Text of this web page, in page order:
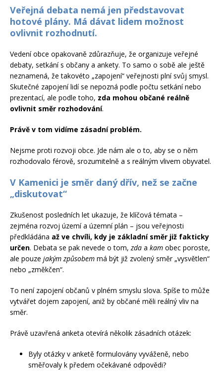
Veřejná debata nemá jen představovat
hotové plány. Má dávat lidem možnost
ovlivnit rozhodnutí.
Vedení obce opakovaně zdůrazňuje, že organizuje veřejné
debaty, setkání s občany a ankety. To samo o sobě ale ještě
neznamená, že takovéto „zapojení“ veřejnosti plní svůj smysl.
Skutečné zapojení lidí se nepozná podle počtu setkání nebo
prezentací, ale podle toho, zda mohou občané reálně
ovlivnit směr rozhodování.
Právě v tom vidíme zásadní problém.
Nejsme proti rozvoji obce. Jde nám ale o to, aby se o něm
rozhodovalo férově, srozumitelně a s reálným vlivem obyvatel.
V Kamenici je směr daný dřív, než se začne
„diskutovat“
Zkušenost posledních let ukazuje, že klíčová témata –
zejména rozvoj území a územní plán – jsou veřejnosti
předkládána až ve chvíli, kdy je základní směr již fakticky
určen. Debata se pak nevede o tom,zda a kam obec poroste,
ale pouze jakým způsobem má být již zvolený směr „vysvětlen“
nebo „změkčen“.
To není zapojení občanů v plném smyslu slova. Spíše to může
vytvářet dojem zapojení, aniž by občané měli reálný vliv na
směr.
Právě uzavřená anketa otevírá několik zásadních otázek:
Byly otázky v anketě formulovány vyváženě, nebo
směřovaly k předem očekávané odpovědi?